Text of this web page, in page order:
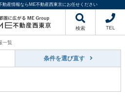
産情報ならME不動産西東京にお任せください
検索 TEL
一覧
条件を選び直す